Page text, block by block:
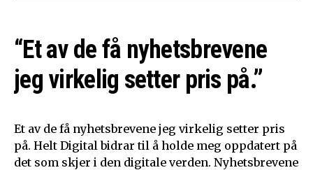
“Et av de få nyhetsbrevene
jeg virkelig setter pris på.”
Et av de få nyhetsbrevene jeg virkelig setter pris
på. Helt Digital bidrar til å holde meg oppdatert på
det som skjer i den digitale verden. Nyhetsbrevene